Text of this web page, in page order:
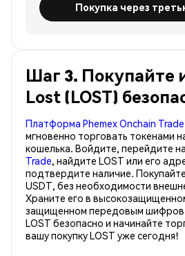
Покупка через
Шаг 3. Покупайте
Lost (LOST)
Платформа Phemex Onchain Trade
мгновенно торговать токенами
кошелька. Войдите, перейдите на
Trade, найдите LOST или его
подтвердите наличие.
USDT, без необходимости
Храните его в
защищенном передовым
LOST безопасно и начинайте
вашу покупку LOST уже сегодня!